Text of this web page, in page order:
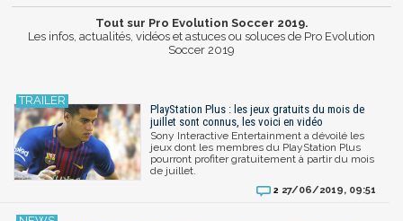
Tout sur Pro Evolution Soccer 2019.
Les infos, actualités, vidéos et astuces ou soluces de Pro Evolution
Soccer 2019
PlayStation Plus : les jeux gratuits du mois de
juillet sont connus, les voici en vidéo
Sony Interactive Entertainment a dévoilé les
jeux dont les membres du PlayStation Plus
pourront profiter gratuitement à partir du mois
de juillet.
2 27/06/2019, 09:51